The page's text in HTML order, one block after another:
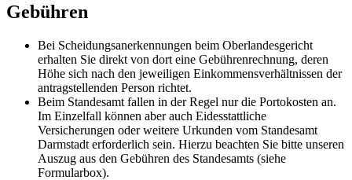
Gebühren
Bei Scheidungsanerkennungen beim Oberlandesgericht
erhalten Sie direkt von dort eine Gebührenrechnung, deren
Höhe sich nach den jeweiligen Einkommensverhältnissen der
antragstellenden Person richtet.
Beim Standesamt fallen in der Regel nur die Portokosten an.
Im Einzelfall können aber auch Eidesstattliche
Versicherungen oder weitere Urkunden vom Standesamt
Darmstadt erforderlich sein. Hierzu beachten Sie bitte unseren
Auszug aus den Gebühren des Standesamts (siehe
Formularbox).